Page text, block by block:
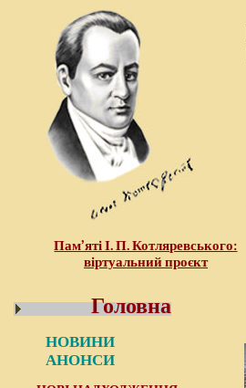
Пам’яті І. П. Котляревського:
віртуальний проєкт
Головна
НОВИНИ
АНОНСИ